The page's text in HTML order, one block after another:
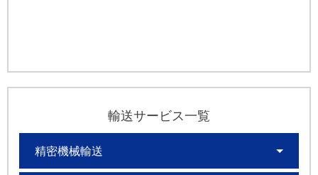
輸送サービス一覧
精密機械輸送